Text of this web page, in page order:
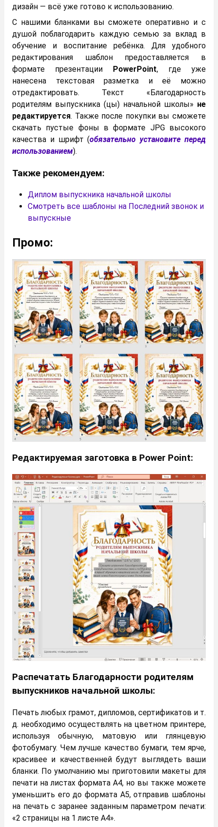
дизайн — всё уже готово к использованию.
С нашими бланками вы сможете оперативно и с
душой поблагодарить каждую семью за вклад в
обучение и воспитание ребёнка. Для удобного
редактирования шаблон предоставляется в
формате презентации PowerPoint, где уже
нанесена текстовая разметка и её можно
отредактировать. Текст «Благодарность
родителям выпускника (цы) начальной школы» не
редактируется. Также после покупки вы сможете
скачать пустые фоны в формате JPG высокого
качества и шрифт (обязательно установите перед
использованием).
Также рекомендуем:
Диплом выпускника начальной школы
Смотреть все шаблоны на Последний звонок и
выпускные
Промо:
Редактируемая заготовка в Power Point:
Распечатать Благодарности родителям
выпускников начальной школы:
Печать любых грамот, дипломов, сертификатов и т.
д. необходимо осуществлять на цветном принтере,
используя обычную, матовую или глянцевую
фотобумагу. Чем лучше качество бумаги, тем ярче,
красивее и качественней будут выглядеть ваши
бланки. По умолчанию мы приготовили макеты для
печати на листах формата А4, но вы также можете
уменьшить его до формата А5, отправив шаблоны
на печать с заранее заданным параметром печати:
«2 страницы на 1 листе А4».